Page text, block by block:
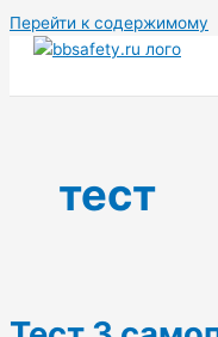
Перейти к содержимому
тест